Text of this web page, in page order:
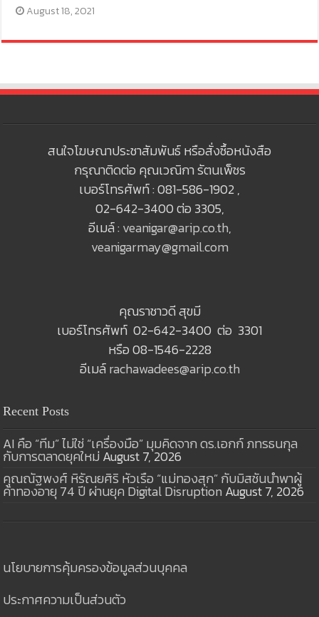
August 18, 2021
สนใจโฆษณาประชาสัมพันธ์ หรือสั่งซื้อหนังสือ
กรุณาติดต่อ คุณเวณิกา รัตนเพ็ชร
เบอร์โทรศัพท์ : 081-586-1902 ,
02-642-3400 ต่อ 3305,
อีเมล์ : veanigar@arip.co.th,
veanigarmay@gmail.com
คุณราชาวดี สุขมี
เบอร์โทรศัพท์ 02-642-3400 ต่อ 3301
หรือ 08-1546-2228
อีเมล์rachawadees@arip.co.th
Recent Posts
AI คือ “ทีม” ไม่ใช่ “เครื่องมือ” มุมคิดจาก ดร.เอกก์ ภทรธนกุล
กับการตลาดยุคใหม่ August 7, 2026
คุณณัฐพงศ์ หิรัณยศิริ หัวเรือ “แม่ทองสุก” กับมิสชันนำพาผู้
ค้าทองอายุ 74 ปี ผ่านยุค Digital Disruption August 7, 2026
นโยบายการคุ้มครองข้อมูลส่วนบุคคล
ประกาศความเป็นส่วนตัว